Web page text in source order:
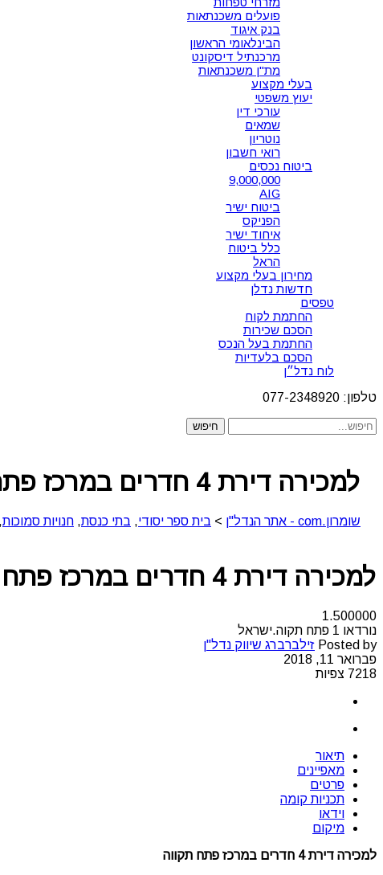
פועלים משכנתאות
בנק איגוד
הבינלאומי הראשון
מרכנתיל דיסקונט
מת"ן משכנתאות
בעלי מקצוע
יעוץ משפטי
עורכי דין
שמאים
נוטריון
רואי חשבון
ביטוח נכסים
9,000,000
AIG
ביטוח ישיר
הפניקס
איחוד ישיר
כלל ביטוח
הראל
מחירון בעלי מקצוע
חדשות נדלן
טפסים
החתמת לקוח
הסכם שכירות
החתמת בעל הנכס
הסכם בלעדיות
לוח נדל״ן
טלפון: 077-2348920
למכירה דירת 4 חדרים במרכז פתח תקווה
שומרון.com - אתר הנדל"ן > בית ספר יסודי, בתי כנסת, חנויות סמוכות,
למכירה דירת 4 חדרים במרכז פתח תקווה
1.500000
נורדאו 1 פתח תקוה.ישראל
Posted by זילברברג שיווק נדל"ן
פברואר 11, 2018
7218 צפיות
תיאור
מאפיינים
פרטים
תכניות קומה
וידאו
מיקום
למכירה דירת 4 חדרים במרכז פתח תקווה